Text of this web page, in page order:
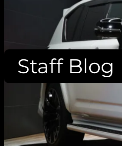
ス
プ
Staff Blog